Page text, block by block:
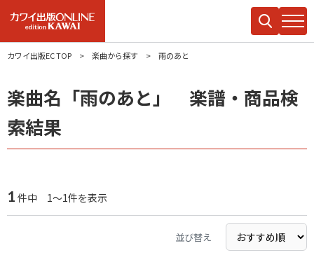
カワイ出版EC TOP 楽曲から探す 雨のあと
楽曲名「雨のあと」 楽譜・商品検
索結果
1 件中 1～1件を表示
並び替え